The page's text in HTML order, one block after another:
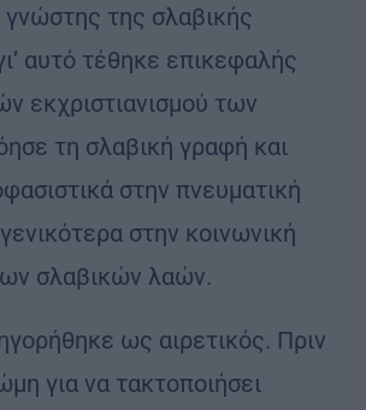
της σλαβικής
αυτό τέθηκε επικεφαλής
εκχριστιανισμού των
τη σλαβική γραφή και
στην πνευματική
στην κοινωνική
σλαβικών λαών.
ως αιρετικός. Πριν
για να τακτοποιήσει